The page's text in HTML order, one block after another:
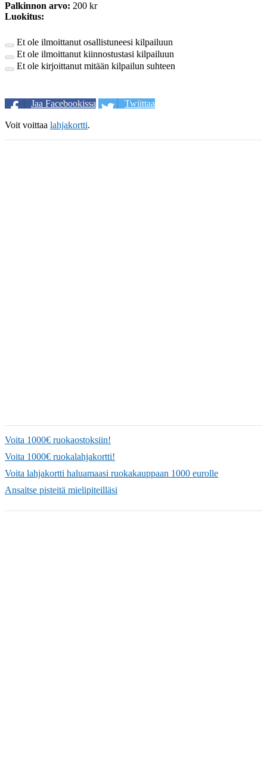
Palkinnon arvo: 200 kr
Luokitus:
Et ole ilmoittanut osallistuneesi kilpailuun
Et ole ilmoittanut kiinnostustasi kilpailuun
Et ole kirjoittanut mitään kilpailun suhteen
Jaa Facebookissa Twiittaa
Voit voittaa lahjakortti.
Voita 1000€ ruokaostoksiin!
Voita 1000€ ruokalahjakortti!
Voita lahjakortti haluamaasi ruokakauppaan 1000 eurolle
Ansaitse pisteitä mielipiteilläsi